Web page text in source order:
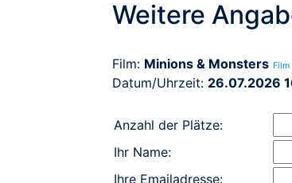
Weitere
Film: Minions & Monsters Film
Datum/Uhrzeit: 26.07.2026
Anzahl der Plätze:
Ihr Name:
Ihre Emailadresse: